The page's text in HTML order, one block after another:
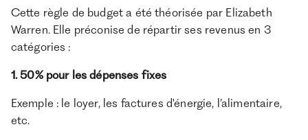
Cette règle de budget a été théorisée par Elizabeth
Warren. Elle préconise de répartir ses revenus en 3
catégories :
1. 50% pour les dépenses fixes
Exemple : le loyer, les factures d'énergie, l’alimentaire,
etc.